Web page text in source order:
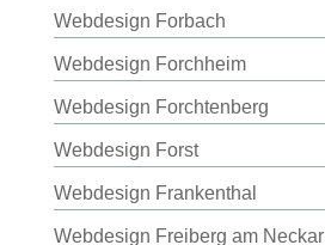
Webdesign Forbach
Webdesign Forchheim
Webdesign Forchtenberg
Webdesign Forst
Webdesign Frankenthal
Webdesign Freiberg am Neckar